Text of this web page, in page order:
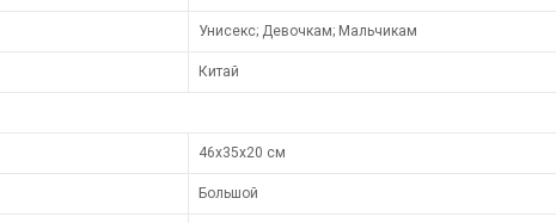
Унисекс; Девочкам; Мальчикам
Китай
46х35х20 см
Большой